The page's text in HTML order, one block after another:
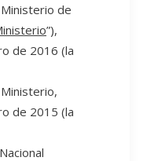
de
”),
de 2016 (la
de 2015 (la